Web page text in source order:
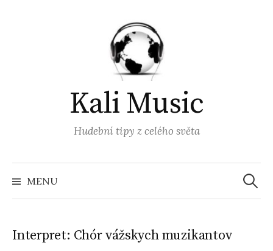
Kali Music
Hudební tipy z celého světa
MENU
Interpret: Chór vážskych muzikantov